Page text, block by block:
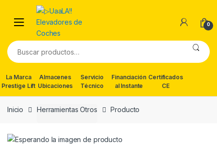
navigation
content
0
Buscar
por:
La Marca
Prestige Lift
Almacenes
Ubicaciones
Servicio
Técnico
Financiación
al Instante
Certificados
CE
Inicio Herramientas Otros Producto